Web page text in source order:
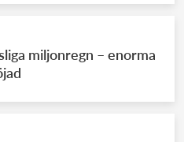
miljonregn – enorma